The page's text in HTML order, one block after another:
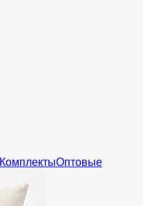
КомплектыОптовые